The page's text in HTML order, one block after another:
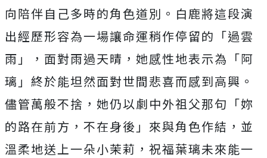
向陪伴自己多時的角色道別。 白鹿將這段演
出經歷形容為一場讓命運稍作停留的「過雲
雨」， 面對雨過天晴，她感性地表示為「阿
璃」 終於能坦然面對世間悲喜而感到高興。
儘管萬般不捨， 她仍以劇中外祖父那句「妳
的路在前方，不在身後」來與角色作結， 並
溫柔地送上一朵小茉莉，祝福葉璃未來能一